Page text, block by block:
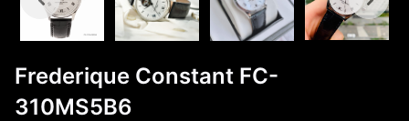
Frederique Constant FC-
310MS5B6